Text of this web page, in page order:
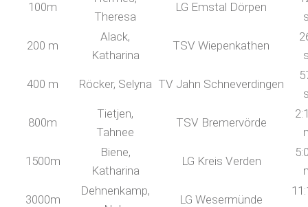
100m
Theresa
LG Emstal Dörpen
200 m
Alack,
Katharina
TSV Wiepenkathen
400 m Röcker, Selyna TV Jahn Schneverdingen
800m
Tietjen,
Tahnee
TSV Bremervörde
1500m
Biene,
Katharina
LG Kreis Verden
3000m
Dehnenkamp,
LG Wesermünde